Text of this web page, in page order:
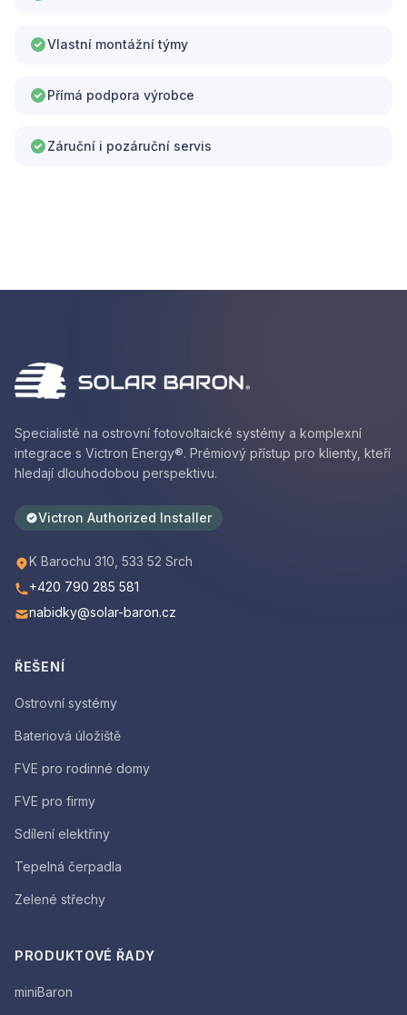
Vlastní montážní týmy
Přímá podpora výrobce
Záruční i pozáruční servis
Specialisté na ostrovní fotovoltaické systémy a komplexní
integrace s Victron Energy®. Prémiový přístup pro klienty, kteří
hledají dlouhodobou perspektivu.
Victron Authorized Installer
K Barochu 310, 533 52 Srch
+420 790 285 581
nabidky@solar-baron.cz
ŘEŠENÍ
Ostrovní systémy
Bateriová úložiště
FVE pro rodinné domy
FVE pro firmy
Sdílení elektřiny
Tepelná čerpadla
Zelené střechy
PRODUKTOVÉ ŘADY
miniBaron